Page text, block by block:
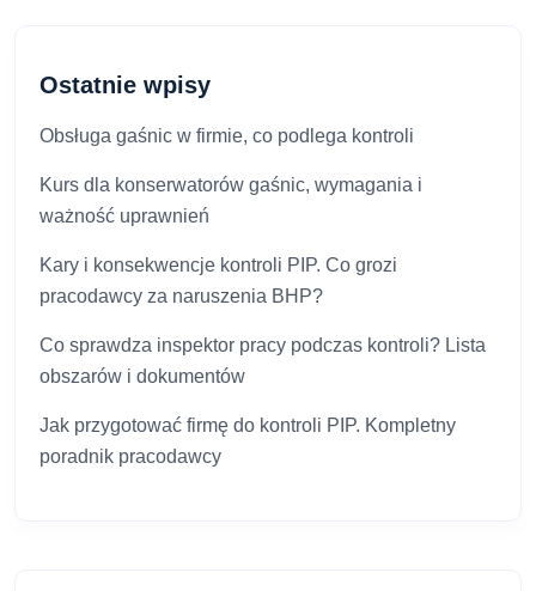
Ostatnie wpisy
Obsługa gaśnic w firmie, co podlega kontroli
Kurs dla konserwatorów gaśnic, wymagania i
ważność uprawnień
Kary i konsekwencje kontroli PIP. Co grozi
pracodawcy za naruszenia BHP?
Co sprawdza inspektor pracy podczas kontroli? Lista
obszarów i dokumentów
Jak przygotować firmę do kontroli PIP. Kompletny
poradnik pracodawcy